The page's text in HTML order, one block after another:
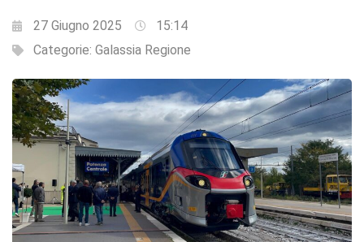
27 Giugno 2025
15:14
Categorie: Galassia Regione